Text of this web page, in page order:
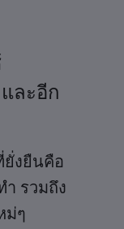
ละอีก
งยืนคือ
รวมถึง
ม่ๆ